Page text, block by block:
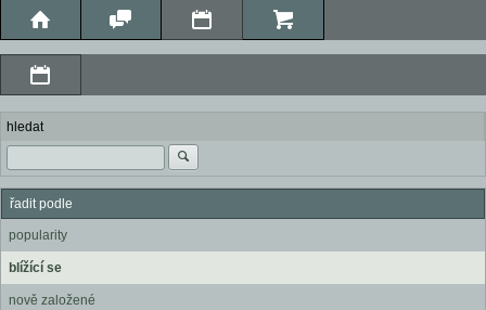
hledat
řadit podle
popularity
blížící se
nově založené